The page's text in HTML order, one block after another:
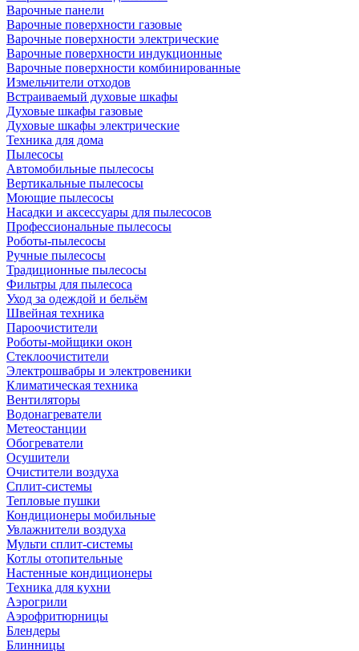
Варочные панели
Варочные поверхности газовые
Варочные поверхности электрические
Варочные поверхности индукционные
Варочные поверхности комбинированные
Измельчители отходов
Встраиваемый духовые шкафы
Духовые шкафы газовые
Духовые шкафы электрические
Техника для дома
Пылесосы
Автомобильные пылесосы
Вертикальные пылесосы
Моющие пылесосы
Насадки и аксессуары для пылесосов
Профессиональные пылесосы
Роботы-пылесосы
Ручные пылесосы
Традиционные пылесосы
Фильтры для пылесоса
Уход за одеждой и бельём
Швейная техника
Пароочистители
Роботы-мойщики окон
Стеклоочистители
Электрошвабры и электровеники
Климатическая техника
Вентиляторы
Водонагреватели
Метеостанции
Обогреватели
Осушители
Очистители воздуха
Сплит-системы
Тепловые пушки
Кондиционеры мобильные
Увлажнители воздуха
Мульти сплит-системы
Котлы отопительные
Настенные кондиционеры
Техника для кухни
Аэрогрили
Аэрофритюрницы
Блендеры
Блинницы